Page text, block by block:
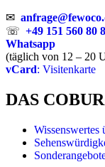
✉
☏ +49 151 560 80
Whatsapp
(täglich von 12 – 20
vCard: Visitenkarte
DAS